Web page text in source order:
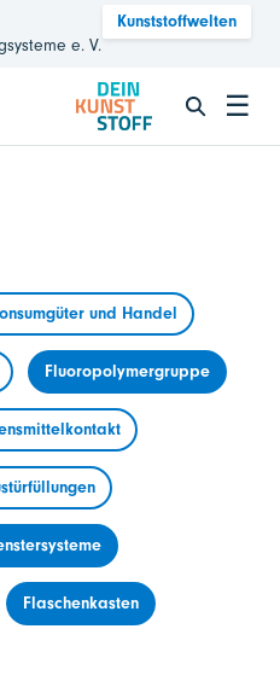
e. V.
Kunststoffwelten
☰
und Handel
Fluoropolymergruppe
Flaschenkasten